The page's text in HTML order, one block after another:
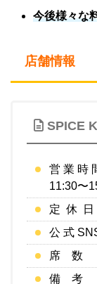
今後様々な
店舗情報
SPICE
営 業 時
11:30〜
定 休 日
公 式
席 数
備 考